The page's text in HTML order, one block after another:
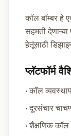
कॉल बॉम्बर हे
सहमती
हेतूंसाठी
प्लॅटफॉर्म
• कॉल
• दूरसंचार
• शैक्षणिक